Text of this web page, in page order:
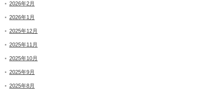
2026年2月
2026年1月
2025年12月
2025年11月
2025年10月
2025年9月
2025年8月